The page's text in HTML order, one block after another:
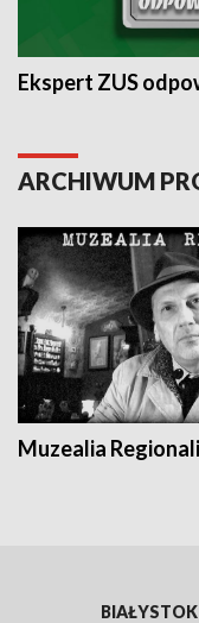
Ekspert ZUS
ARCHIWUM
Muzealia
BIAŁYSTOK